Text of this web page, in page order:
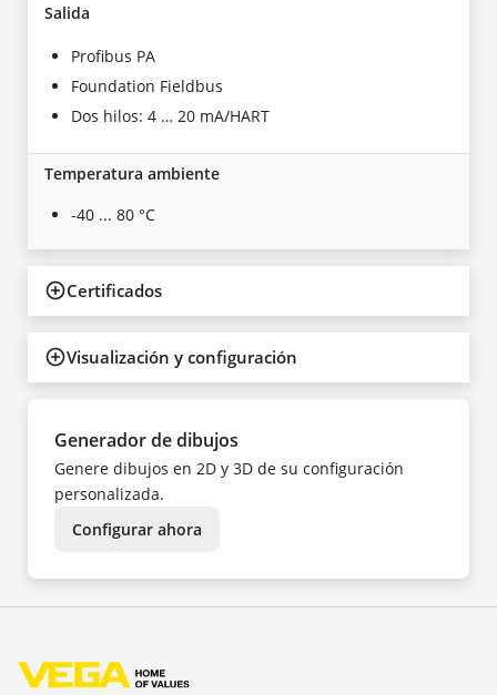
Salida
Profibus PA
Foundation Fieldbus
Dos hilos: 4 … 20 mA/HART
Temperatura ambiente
-40 ... 80 °C
Certificados
Visualización y configuración
Generador de dibujos
Genere dibujos en 2D y 3D de su configuración
personalizada.
Configurar ahora